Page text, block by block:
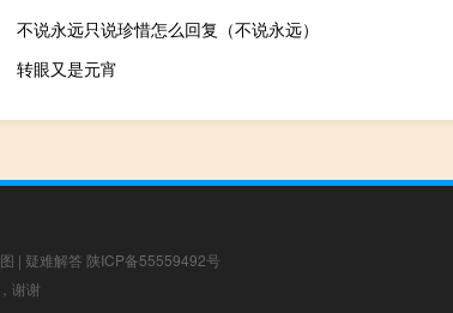
不说永远只说珍惜怎么回复（不说永远）
转眼又是元宵
| 疑难解答 陕ICP备55559492号
谢谢